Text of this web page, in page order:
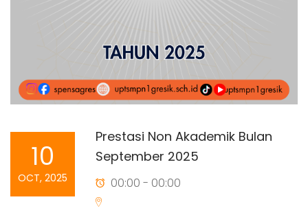
10
OCT, 2025
Prestasi Non Akademik Bulan
September 2025
00:00 - 00:00